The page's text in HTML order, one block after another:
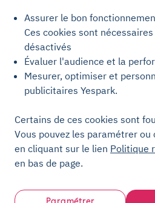
Mentions
Charte de
Assurer le bon
Ces cookies sont
désactivés
Évaluer l'audience et la
Mesurer, optimiser et
publicitaires Yespark.
Certains de ces cookies sont
Vous pouvez les paramétrer
en cliquant sur le lien Politique
en bas de page.